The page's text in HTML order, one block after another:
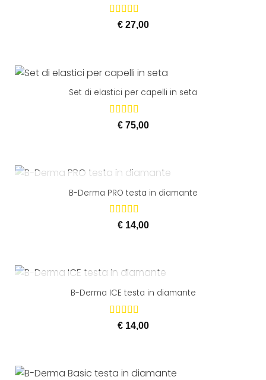
Valutato
su 5
€27,00
Set di elastici per capelli in seta
Valutato
su 5
€75,00
ESAURITO
B-Derma PRO testa in diamante
Valutato
su 5
€14,00
ESAURITO
B-Derma ICE testa in diamante
Valutato
su 5
€14,00